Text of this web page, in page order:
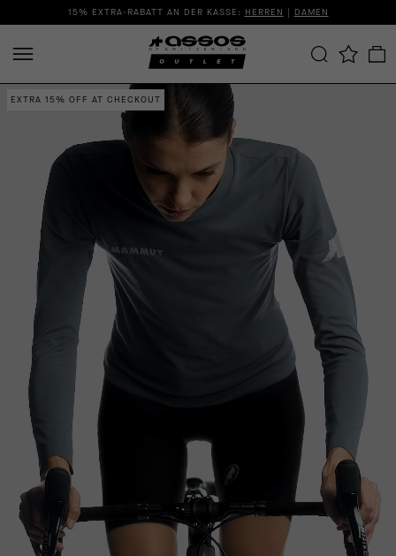
15% EXTRA-RABATT AN DER KASSE: HERREN | DAMEN
EXTRA 15% OFF AT CHECKOUT